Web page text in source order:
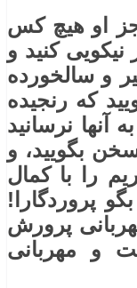
او هیچ کس
نیکویی کنید و
و سالخورده
که رنجیده
آنها نرسانید
بگویید، و
را با کمال
پروردگارا!
پرورش
و مهربانی